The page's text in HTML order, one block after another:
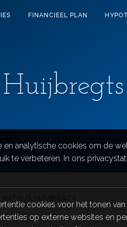
FINANCIEEL PLAN
en analytische cookies om de
te verbeteren. In ons
cookies voor het tonen van
op externe websites en